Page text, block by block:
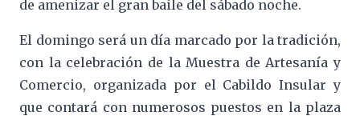
de amenizar el gran baile del sábado noche.
El domingo será un día marcado por la tradición,
con la celebración de la Muestra de Artesanía y
Comercio, organizada por el Cabildo Insular y
que contará con numerosos puestos en la plaza